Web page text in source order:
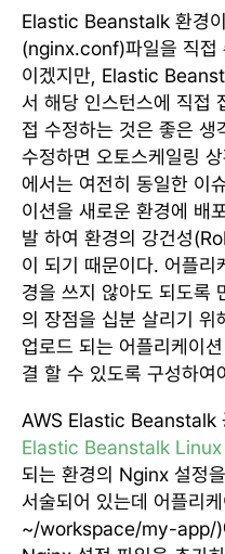
Elastic Beanstalk 환경
(nginx.conf)파일을 직접
이겠지만, Elastic
서 해당 인스턴스에 직접
접 수정하는 것은 좋은
수정하면 오토스케일링
에서는 여전히 동일한 이
이션을 새로운 환경에 배
발 하여 환경의 강건성
이 되기 때문이다. 어플리
경을 쓰지 않아도 되도
의 장점을 십분 살리기 위
업로드 되는 어플리케이
결 할 수 있도록 구성하여
AWS Elastic Beanstalk
Elastic Beanstalk
되는 환경의 Nginx 설정
서술되어 있는데 어플리
~/workspace/my-app/)